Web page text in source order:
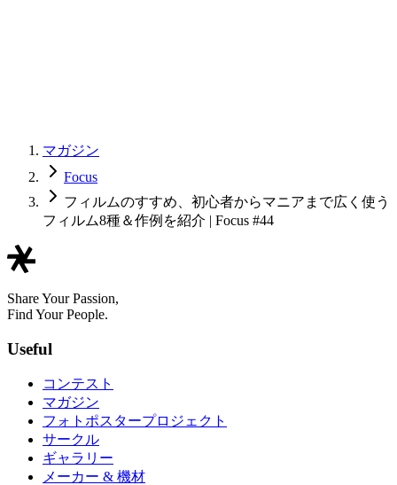
マガジン
Focus
フィルムのすすめ、初心者からマニアまで広く使う
フィルム8種＆作例を紹介 | Focus #44
Share Your Passion,
Find Your People.
Useful
コンテスト
マガジン
フォトポスタープロジェクト
サークル
ギャラリー
メーカー & 機材